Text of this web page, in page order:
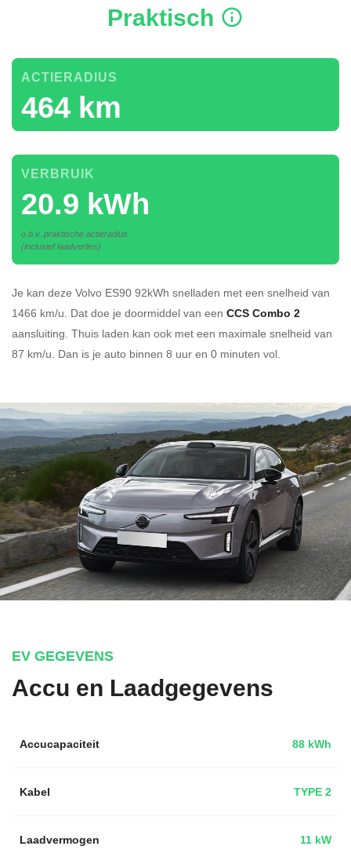
Praktisch
464 km
ACTIERADIUS
20.9 kWh
VERBRUIK
o.b.v. praktische actieradius
(inclusief laadverlies)
Je kan deze Volvo ES90 92kWh snelladen met een snelheid van
1466 km/u. Dat doe je doormiddel van een CCS Combo 2
aansluiting. Thuis laden kan ook met een maximale snelheid van
87 km/u. Dan is je auto binnen 8 uur en 0 minuten vol.
EV GEGEVENS
Accu en Laadgegevens
Accucapaciteit 88 kWh
Kabel TYPE 2
Laadvermogen 11 kW